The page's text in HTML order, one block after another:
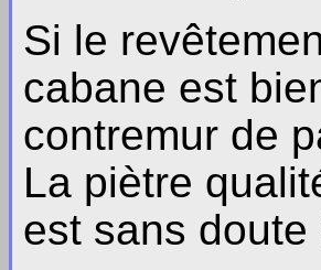
Si le
cabane est
contremur de
La piètre
est sans